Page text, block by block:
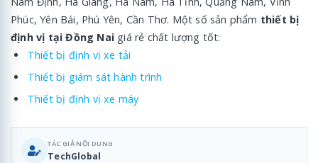
Phúc, Yên Bái, Phú Yên, Cần Thơ. Một số sản phẩm thiết bị
định vị tại Đồng Nai giá rẻ chất lượng tốt:
Thiết bị định vị xe tải
Thiết bị giám sát hành trình
Thiết bị định vị xe máy
TÁC GIẢ NỘI DUNG
TechGlobal